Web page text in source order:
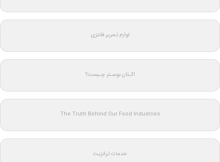
لوازم تحریر فانتزی
اکـتان بوسـتر چـیست؟
The Truth Behind Our Food Industries
خدمات ترانزیت